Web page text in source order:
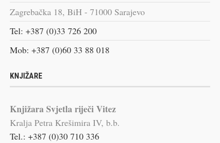
Zagrebačka 18, BiH - 71000 Sarajevo
Tel: +387 (0)33 726 200
Mob: +387 (0)60 33 88 018
KNJIŽARE
Knjižara Svjetla riječi Vitez
Kralja Petra Krešimira IV, b.b.
Tel.: +387 (0)30 710 336